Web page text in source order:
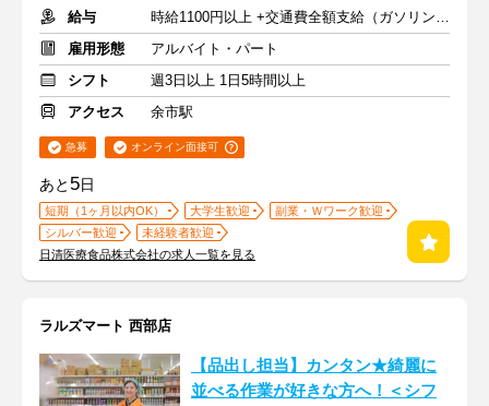
給与
時給1100円以上 +交通費全額支給（ガソリン代も支給）
雇用形態
アルバイト・パート
シフト
週3日以上 1日5時間以上
アクセス
余市駅
急募 オンライン面接可
あと 5日
短期（1ヶ月以内OK） 大学生歓迎
副業・Ｗワーク歓迎
シルバー歓迎
未経験者歓迎
日清医療食品株式会社の求人一覧を見る
ラルズマート 西部店
【品出し担当】カンタン★綺麗に
並べる作業が好きな方へ！＜シフ